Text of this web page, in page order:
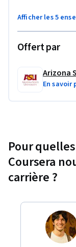
Afficher les 5
Offert par
Arizona
En savoir
Pour
Coursera
carrière ?